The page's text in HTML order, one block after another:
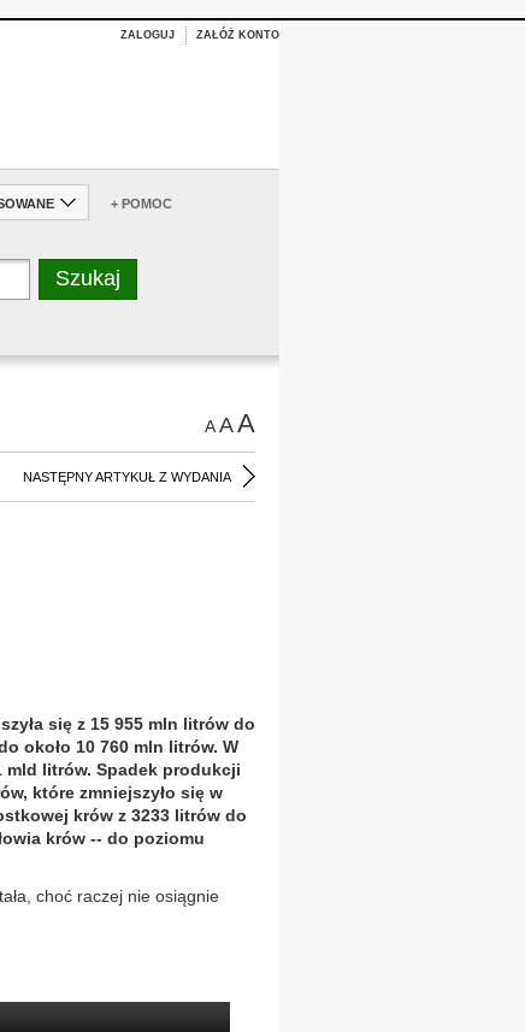
ZALOGUJ ZAŁÓŻ KONTO
+ POMOC
AAA
NASTĘPNY ARTYKUŁ Z WYDANIA
się z 15 955 mln litrów do
około 10 760 mln litrów. W
mld litrów. Spadek produkcji
które zmniejszyło się w
krów z 3233 litrów do
krów -- do poziomu
choć raczej nie osiągnie